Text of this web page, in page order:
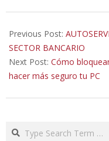
11-
19
Previous Post:
SECTOR BANCARIO
Next Post: Cómo
hacer más seguro tu PC
Search